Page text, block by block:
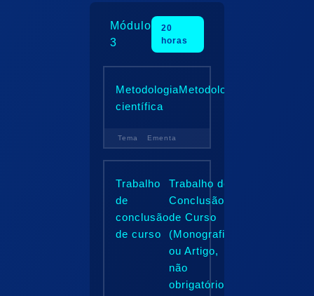
Módulo
3
20
horas
Metodologia
científica
Metodologia
Tema Ementa
Trabalho
de
conclusão
de curso
Trabalho de
Conclusão
de Curso
(Monografia
ou Artigo,
não
obrigatórios)